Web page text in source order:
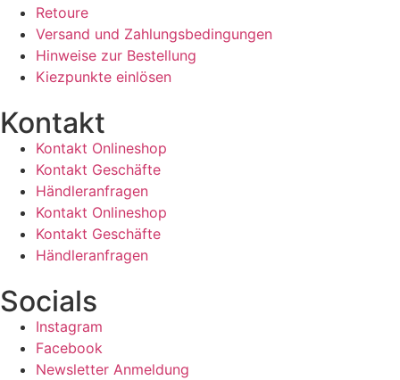
Retoure
Versand und Zahlungsbedingungen
Hinweise zur Bestellung
Kiezpunkte einlösen
Kontakt​
Kontakt Onlineshop
Kontakt Geschäfte
Händleranfragen
Kontakt Onlineshop
Kontakt Geschäfte
Händleranfragen
Socials
Instagram
Facebook
Newsletter Anmeldung